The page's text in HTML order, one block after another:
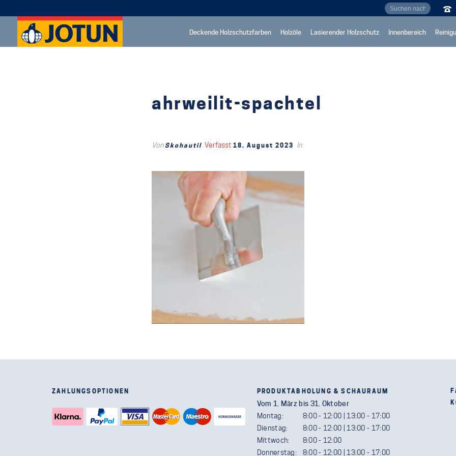
Deckende Holzschutzfarben Holzöle Lasierender Holzschutz Innenbereich
ahrweilit-spachtel
Von Skohautil Verfasst 18. August 2023 In
ZAHLUNGSOPTIONEN PRODUKTABHOLUNG & SCHAURAUM
Vom 1. März bis 31. Oktober
Montag:
8:00 - 12:00 | 13:00 - 17:00
Dienstag:
8:00 - 12:00 | 13:00 - 17:00
Mittwoch:
8:00 - 12:00
Donnerstag:
8:00 - 12:00 | 13:00 - 17:00